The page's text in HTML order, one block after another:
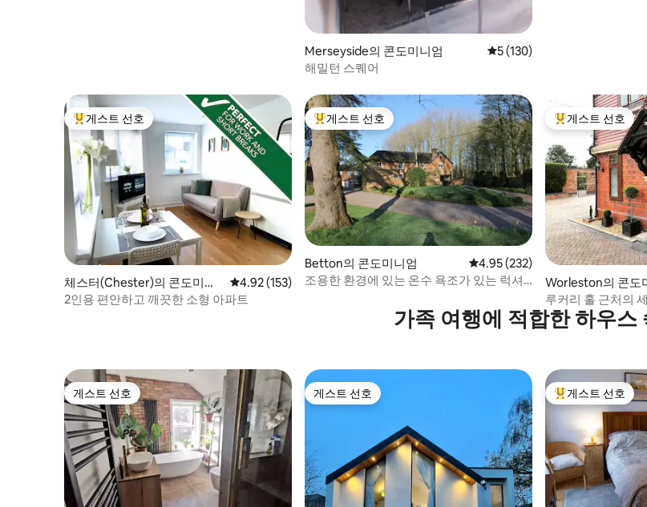
Merseyside의 콘도미니엄 평점 5점(5점 만점), 후기 130개
5 (130)
해밀턴 스퀘어
상위 게스트 선호
게스트 선호
체스터(Chester)의 콘도미니
엄
평점 4.92점(5점 만점), 후기 153개
4.92 (153)
2인용 편안하고 깨끗한 소형 아파트
상위 게스트 선호
게스트 선호
Betton의 콘도미니엄 평점 4.95점(5점 만점), 후기 232개
4.95 (232)
조용한 환경에 있는 온수 욕조가 있는 럭셔
상위 게스트 선호
게스트 선호
Worleston의 콘도
루커리 홀 근처의
가족 여행에 적합한 하우스
게스트 선호
게스트 선호 게스트 선호
게스트 선호 상위 게스트 선호
게스트 선호